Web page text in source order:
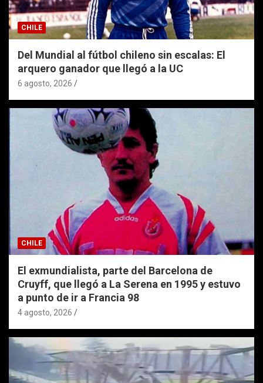
CHILE
Del Mundial al fútbol chileno sin escalas: El
arquero ganador que llegó a la UC
6 agosto, 2026
CHILE
El exmundialista, parte del Barcelona de
Cruyff, que llegó a La Serena en 1995 y estuvo
a punto de ir a Francia 98
4 agosto, 2026